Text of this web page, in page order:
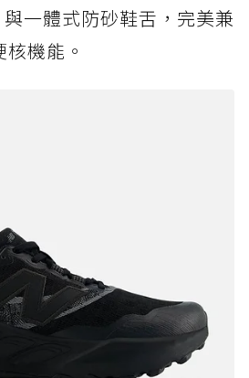
一體式防砂鞋舌，完美兼
機能。